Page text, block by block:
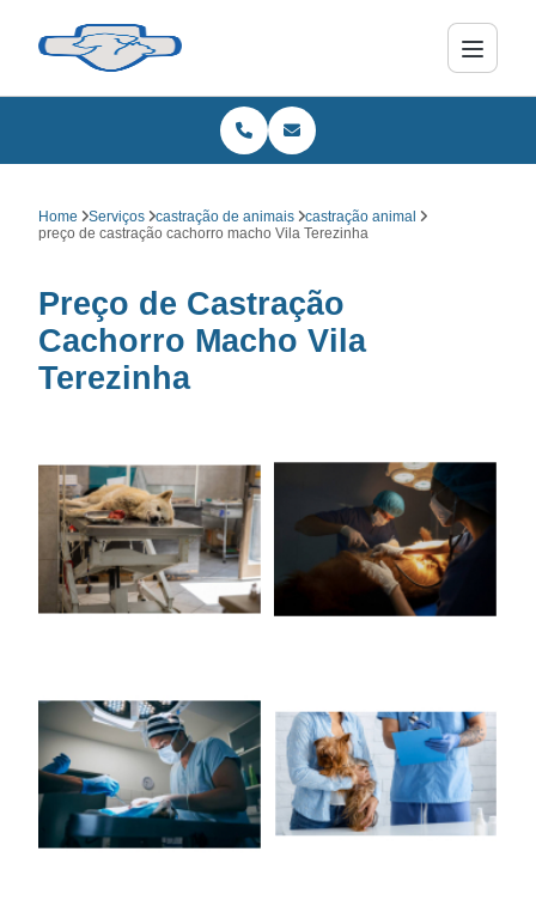
Home Serviços castração de animais
castração animal
preço de castração cachorro macho Vila Terezinha
Preço de Castração
Cachorro Macho Vila
Terezinha